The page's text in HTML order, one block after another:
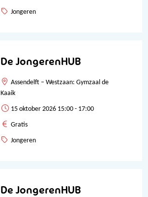
Jongeren
De JongerenHUB
Assendelft – Westzaan: Gymzaal de
Kaaik
15 oktober 2026 15:00 - 17:00
Gratis
Jongeren
De JongerenHUB